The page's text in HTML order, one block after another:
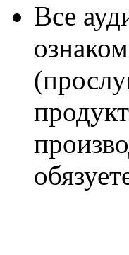
Все